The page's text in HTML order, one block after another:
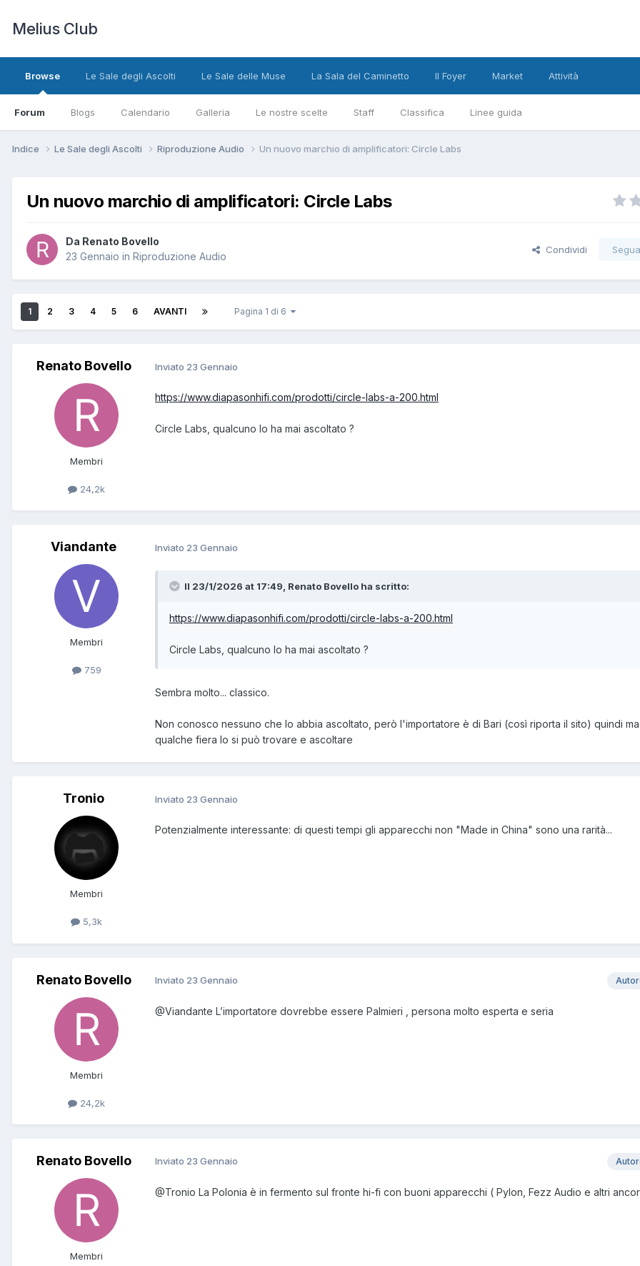
Melius Club
Browse
Forum Blogs Calendario Galleria Le nostre scelte Staff Classifica Linee guida
Le Sale degli Ascolti Le Sale delle Muse La Sala del Caminetto Il Foyer Market Attività
Indice Le Sale degli Ascolti Riproduzione Audio Un nuovo marchio di amplificatori: Circle Labs
Un nuovo marchio di amplificatori: Circle Labs
Da Renato Bovello
23 Gennaio in Riproduzione Audio
Condividi
1 2 3 4 5 6 AVANTI Pagina 1 di 6
Renato Bovello
Membri
24,2k
Inviato 23 Gennaio
https://www.diapasonhifi.com/prodotti/circle-labs-a-200.html
Circle Labs, qualcuno lo ha mai ascoltato ?
Viandante
Membri
759
Inviato 23 Gennaio
Il 23/1/2026 at 17:49, Renato Bovello ha scritto:
https://www.diapasonhifi.com/prodotti/circle-labs-a-200.html
Circle Labs, qualcuno lo ha mai ascoltato ?
Sembra molto... classico.
Non conosco nessuno che lo abbia ascoltato, però l'importatore è di Bari (così riporta il sito) quindi
qualche fiera lo si può trovare e ascoltare
Tronio
Membri
5,3k
Inviato 23 Gennaio
Potenzialmente interessante: di questi tempi gli apparecchi non "Made in China" sono una rarità...
Renato Bovello
Membri
24,2k
Inviato 23 Gennaio
@Viandante L’importatore dovrebbe essere Palmieri , persona molto esperta e seria
Renato Bovello
Membri
Inviato 23 Gennaio
@Tronio La Polonia è in fermento sul fronte hi-fi con buoni apparecchi ( Pylon, Fezz Audio e altri